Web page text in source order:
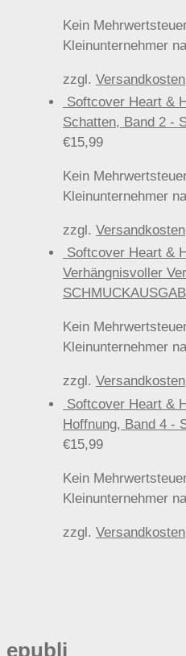
Kein
Kleinunternehmer
zzgl. Versandkosten
Softcover Heart &
Schatten, Band 2 -
€15,99
Kein
Kleinunternehmer
zzgl. Versandkosten
Softcover Heart &
Verhängnisvoller
Kein
Kleinunternehmer
zzgl. Versandkosten
Softcover Heart &
Hoffnung, Band 4 -
€15,99
Kein
Kleinunternehmer
zzgl. Versandkosten
epubli